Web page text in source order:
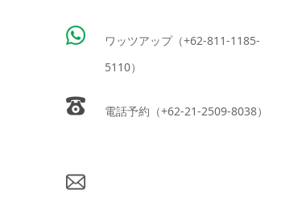
ワッツアップ（+62-811-1185-
5110）
電話予約（+62-21-2509-8038）